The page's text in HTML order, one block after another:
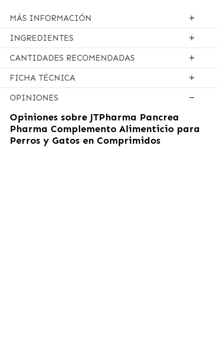
MÁS INFORMACIÓN
INGREDIENTES
CANTIDADES RECOMENDADAS
FICHA TÉCNICA
OPINIONES
Opiniones sobre JTPharma Pancrea
Pharma Complemento Alimenticio para
Perros y Gatos en Comprimidos